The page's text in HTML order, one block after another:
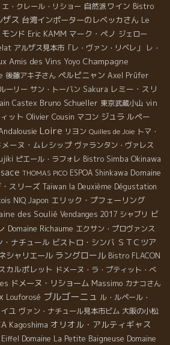
・クレール・リショー 自然派ワイン Bistro
ザス 台湾インポーターのレベッカさん Le
ンド Eric KAMM マーク・ペノ ジェロー
アルザス見本市「レ・ヴァン・リベレ」
レ・
Amis des Vins Yoyo Champagne
後藤アキ子さん ペルピニャン Axel Prüfer
ーリー サン・トーバン Sakura レミー・スリ
Castex Bruno Schueller 東京武蔵小山 vin
ット Olivier Cousin マコン ジュラ ルペー
Loire リヨン Quilles de Joie トマ・
メーヌ・ムレシップ ヴァランタン・ヴァレス
ピエール・ラフォレ Bistro Simba Okinawa
THOMAS PICO ESPOA Shinkawa Domaine
スリーズ Taiwan la Deuxième Dégustation
NIQ Japon エリック・プフェーリング
des Soulié Vendanges 2017 シャブリ ビ
Domaine Richaume エクサン・プロヴァンス
・ナチュール ビストロ・シンバ ＳＴＣツア
シャリエール ラングロール Bistro FLACON
カルポレット ドメーヌ・ラ・プティット・べ
ドメーヌ・リショーム Massimo カナコさん
Louforosé ブルゴーニュ ル・ルペール・
ユ ヴァン・ナチュール見本市ビム 大阪の小松
Kagoshima オリオル・アルティギャス
Domaine La Petite Baigneuse Domaine